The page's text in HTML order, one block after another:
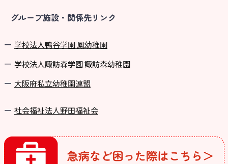
グループ施設・関係先リンク
学校法⼈鴨⾕学園 鳳幼稚園
学校法⼈諏訪森学園 諏訪森幼稚園
⼤阪府私⽴幼稚園連盟
社会福祉法人野田福祉会